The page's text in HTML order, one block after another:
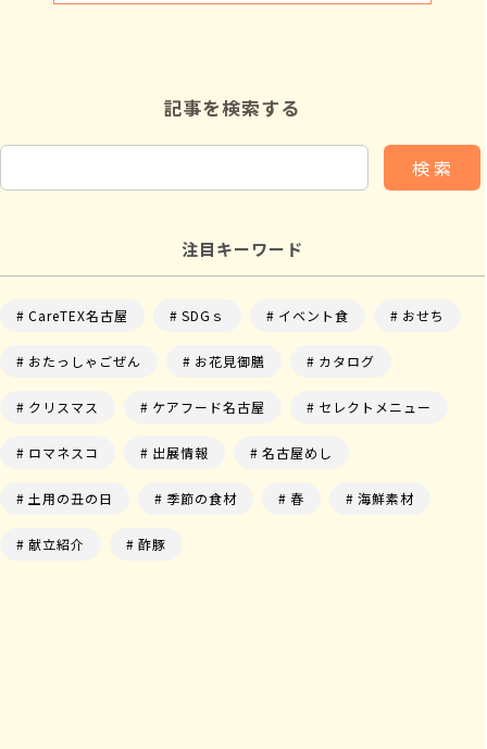
記事を検索する
検 索
注目キーワード
CareTEX名古屋 SDGｓ イベント食 おせち
おたっしゃごぜん お花見御膳 カタログ
クリスマス ケアフード名古屋 セレクトメニュー
ロマネスコ 出展情報 名古屋めし
土用の丑の日 季節の食材 春 海鮮素材
献立紹介 酢豚